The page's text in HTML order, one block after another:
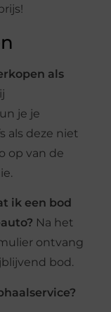
als
je je
als deze niet
op van de
ik een bod
Na het
ontvang
bod.